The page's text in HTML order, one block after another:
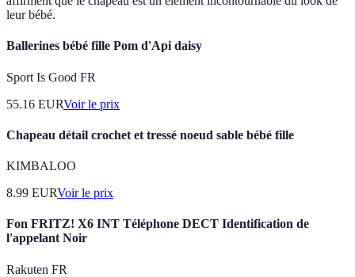
leur bébé.
Ballerines bébé fille Pom d'Api daisy
Sport Is Good FR
55.16 EURVoir le prix
Chapeau détail crochet et tressé noeud sable bébé fille
KIMBALOO
8.99 EURVoir le prix
Fon FRITZ! X6 INT Téléphone DECT Identification de
l'appelant Noir
Rakuten FR